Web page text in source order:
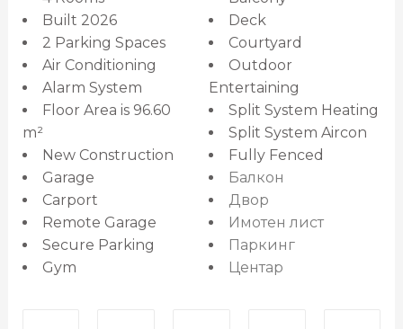
Built 2026
2 Parking Spaces
Air Conditioning
Alarm System
Floor Area is 96.60
m²
New Construction
Garage
Carport
Remote Garage
Secure Parking
Gym
Deck
Courtyard
Outdoor
Entertaining
Split System Heating
Split System Aircon
Fully Fenced
Балкон
Двор
Имотен лист
Паркинг
Центар